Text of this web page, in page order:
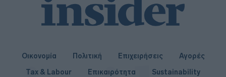
Οικονομία Πολιτική Επιχειρήσεις
Αγορές
Tax & Labour
Επικαιρότητα Sustainability